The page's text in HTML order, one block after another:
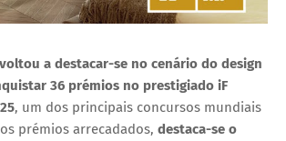
voltou a destacar-se no cenário do design
36 prémios no prestigiado iF
, um dos principais concursos mundiais
prémios arrecadados, destaca-se o